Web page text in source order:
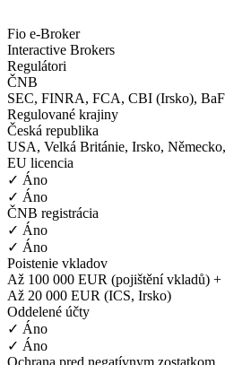
Fio e-Broker
Interactive Brokers
Regulátori
ČNB
SEC, FINRA, FCA, CBI (Irsko),
Regulované krajiny
Česká republika
USA, Velká Británie, Irsko,
EU licencia
✓ Áno
✓ Áno
ČNB registrácia
✓ Áno
✓ Áno
Poistenie vkladov
Až 100 000 EUR (pojištění vkladů)
Až 20 000 EUR (ICS, Irsko)
Oddelené účty
✓ Áno
✓ Áno
Ochrana pred negatívnym zostatkom